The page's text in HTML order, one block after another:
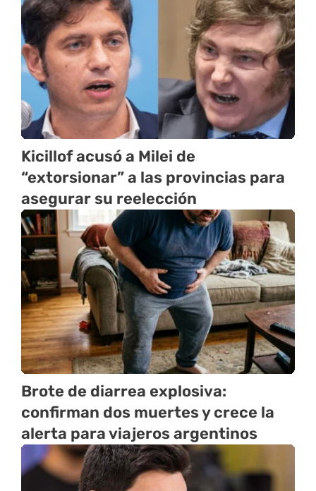
Kicillof acusó a Milei de
“extorsionar” a las provincias para
asegurar su reelección
Brote de diarrea explosiva:
confirman dos muertes y crece la
alerta para viajeros argentinos